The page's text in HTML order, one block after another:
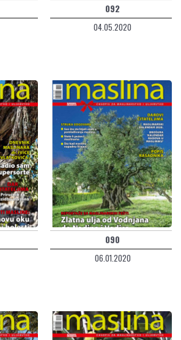
092
04.05.2020
090
06.01.2020